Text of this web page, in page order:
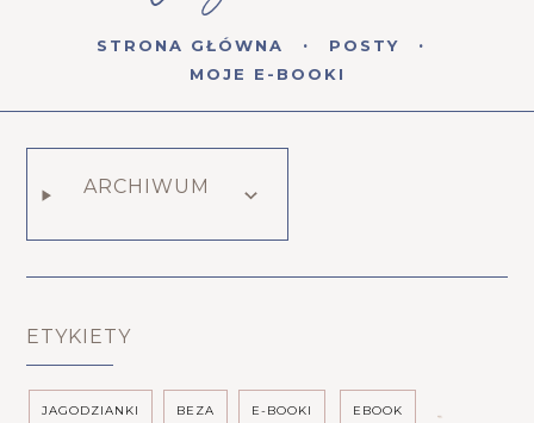
STRONA GŁÓWNA
POSTY
MOJE E-BOOKI
ARCHIWUM
ETYKIETY
JAGODZIANKI BEZA E-BOOKI EBOOK